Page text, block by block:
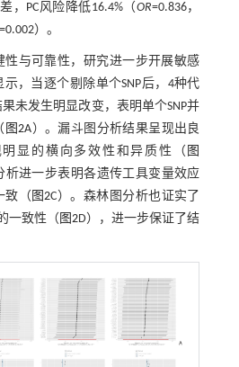
，PC风险降低16.4%（OR=0.836，
）。
性与可靠性，研究进一步开展敏感
，当逐个剔除单个SNP后，4种代
未发生明显改变，表明单个SNP并
图2A）。漏斗图分析结果呈现出良
显的横向多效性和异质性（ 图
析进一步表明各遗传工具变量效应
致（ 图2C）。森林图分析也证实了
一致性（ 图2D），进一步保证了结